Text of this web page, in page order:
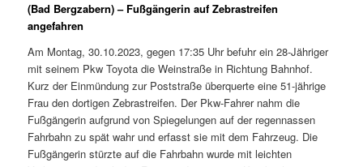
(Bad Bergzabern) – Fußgängerin auf Zebrastreifen
angefahren
Am Montag, 30.10.2023, gegen 17:35 Uhr befuhr ein 28-Jähriger
mit seinem Pkw Toyota die Weinstraße in Richtung Bahnhof.
Kurz der Einmündung zur Poststraße überquerte eine 51-jährige
Frau den dortigen Zebrastreifen. Der Pkw-Fahrer nahm die
Fußgängerin aufgrund von Spiegelungen auf der regennassen
Fahrbahn zu spät wahr und erfasst sie mit dem Fahrzeug. Die
Fußgängerin stürzte auf die Fahrbahn wurde mit leichten